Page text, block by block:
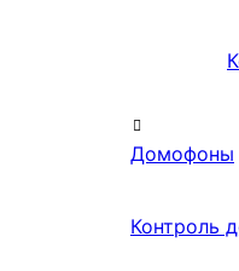
Домофоны
Контроль